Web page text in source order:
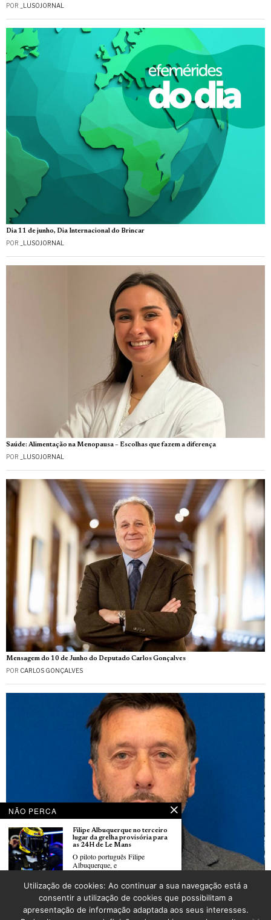
POR _LUSOJORNAL
Dia 11 de junho, Dia Internacional do Brincar
POR _LUSOJORNAL
Saúde: Alimentação na Menopausa – Escolhas que fazem a diferença
POR _LUSOJORNAL
Mensagem do 10 de Junho do Deputado Carlos Gonçalves
POR CARLOS GONÇALVES
Cédric Monteiro né le 10 juin 1974 : entre héritage familial, passion du football et
engagement local
ANTÓNIO MARRUCHO
NÃO PERCA
Filipe Albuquerque no terceiro
lugar da grelha provisória para
as 24H de Le Mans
O piloto português Filipe
Albuquerque, e
Cédric Monteiro né le 10 juin
1974 : entre héritage familial,
passion du football et
engagement local
Utilização de cookies: Ao continuar a sua navegação está a
consentir a utilização de cookies que possibilitam a
apresentação de informação adaptada aos seus interesses.